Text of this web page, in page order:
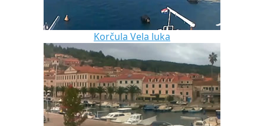
Korčula Vela luka